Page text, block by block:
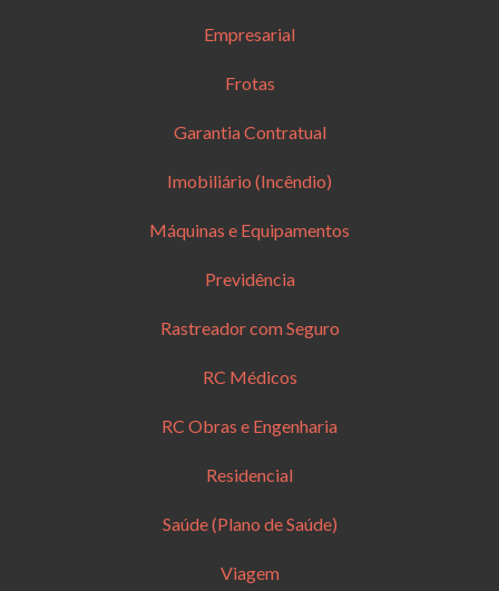
Empresarial
Frotas
Garantia Contratual
Imobiliário (Incêndio)
Máquinas e Equipamentos
Previdência
Rastreador com Seguro
RC Médicos
RC Obras e Engenharia
Residencial
Saúde (Plano de Saúde)
Viagem